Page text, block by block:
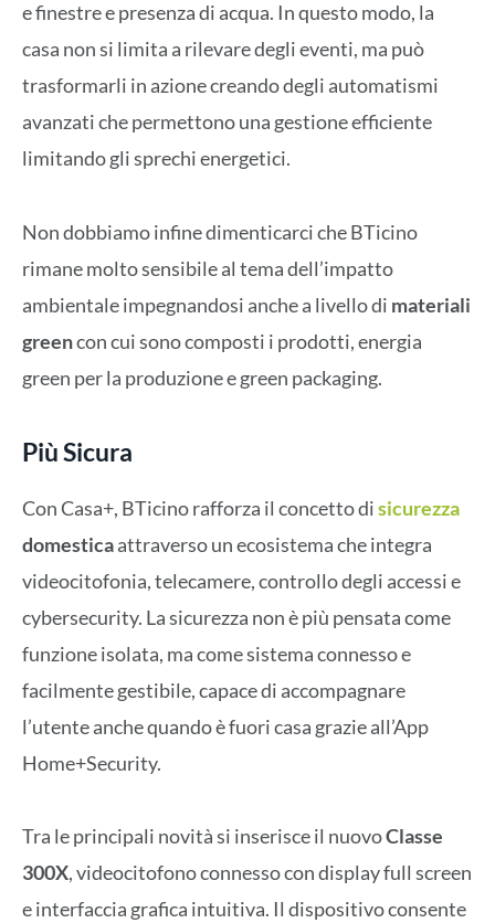
e finestre e presenza di acqua. In questo modo, la
casa non si limita a rilevare degli eventi, ma può
trasformarli in azione creando degli automatismi
avanzati che permettono una gestione efficiente
limitando gli sprechi energetici.
Non dobbiamo infine dimenticarci che BTicino
rimane molto sensibile al tema dell’impatto
ambientale impegnandosi anche a livello di materiali
greencon cui sono composti i prodotti, energia
green per la produzione e green packaging.
Più Sicura
Con Casa+, BTicino rafforza il concetto disicurezza
domesticaattraverso un ecosistema che integra
videocitofonia, telecamere, controllo degli accessi e
cybersecurity. La sicurezza non è più pensata come
funzione isolata, ma come sistema connesso e
facilmente gestibile, capace di accompagnare
l’utente anche quando è fuori casa grazie all’App
Home+Security.
Tra le principali novità si inserisce il nuovoClasse
300X, videocitofono connesso con display full screen
e interfaccia grafica intuitiva. Il dispositivo consente